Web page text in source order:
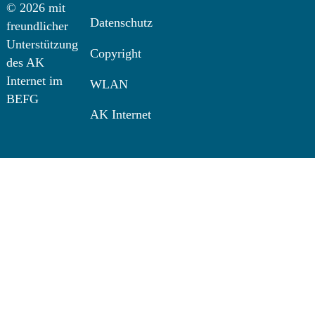
© 2026 mit
freundlicher
Unterstützung
des AK
Internet im
BEFG
Datenschutz
Copyright
WLAN
AK Internet